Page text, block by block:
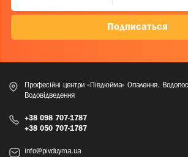
Подписаться
Професійні центри «Півдюйма» Опалення.
Водовідведення
+38 098 707-1787
+38 050 707-1787
info@pivduyma.ua